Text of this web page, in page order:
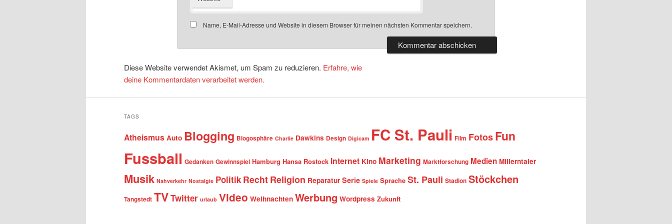
Name, E-Mail-Adresse und Website in diesem Browser für meinen nächsten Kommentar speichern.
Diese Website verwendet Akismet, um Spam zu reduzieren. Erfahre, wie
deine Kommentardaten verarbeitet werden.
TAGS
Atheismus Auto Blogging Blogosphäre Charlie Dawkins Design Digicam FC St. Pauli Film FotosFun
Fussball Gedanken Gewinnspiel Hamburg Hansa Rostock Internet Kino Marketing Marktforschung Medien Millerntaler
Musik Nahverkehr Nostalgie Politik Recht Religion Reparatur Serie Spiele Sprache St. Pauli Stadion Stöckchen
Tangstedt TVTwitter urlaub Video Weihnachten Werbung Wordpress Zukunft